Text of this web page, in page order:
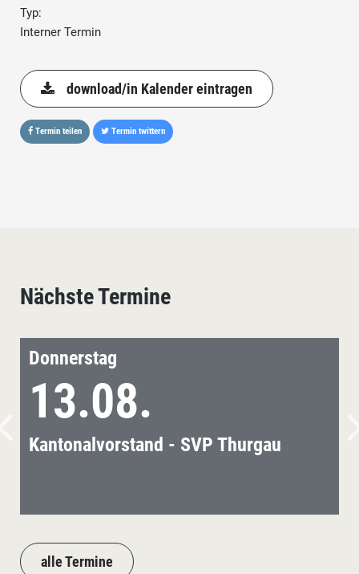
Typ:
Interner Termin
download/in Kalender eintragen
Termin teilen Termin twittern
Nächste Termine
Donnerstag
13.08.
Kantonalvorstand - SVP Thurgau
alle Termine